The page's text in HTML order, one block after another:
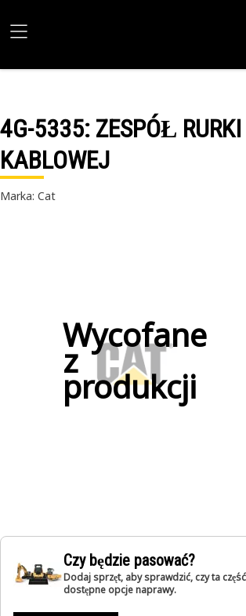
4G-5335: ZESPÓŁ RURKI
KABLOWEJ
Marka: Cat
Wycofane
z
produkcji
Czy będzie pasować?
Dodaj sprzęt, aby sprawdzić, czy ta
dostępne opcje naprawy.